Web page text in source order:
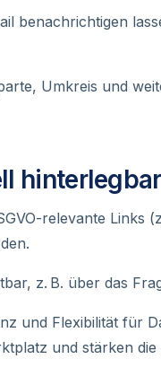
benachrichtigen
Umkreis und
hinterlegbar
relevante Links
z. B. über das
und Flexibilität für
und stärken